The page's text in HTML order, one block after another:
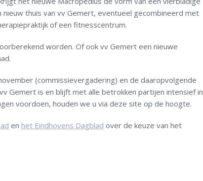
thuis van vv Gemert, eventueel gecombineerd met
of een fitnesscentrum.
worden. Of ook vv Gemert een nieuwe
(commissievergadering) en de daaropvolgende
Gemert is en blijft met alle betrokken partijen intensief in
voordoen, houden we u via deze site op de hoogte.
en het Eindhovens Dagblad over de keuze van het